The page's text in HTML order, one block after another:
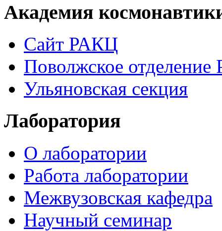
Академия
Сайт РАКЦ
Поволжское
Ульяновская секция
Лаборатория
О лаборатории
Работа лаборатории
Межвузовская кафедра
Научный семинар